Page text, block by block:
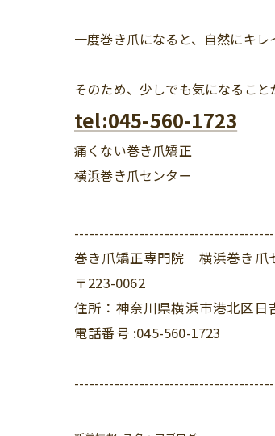
一度巻き爪になると、自然にキレ
そのため、少しでも気になるこ
tel:045-560-1723
痛くない巻き爪矯正
横浜巻き爪センター
巻き爪矯正専門院 横浜巻き爪
〒223-0062
住所：神奈川県横浜市港北区日
電話番号 :045-560-1723